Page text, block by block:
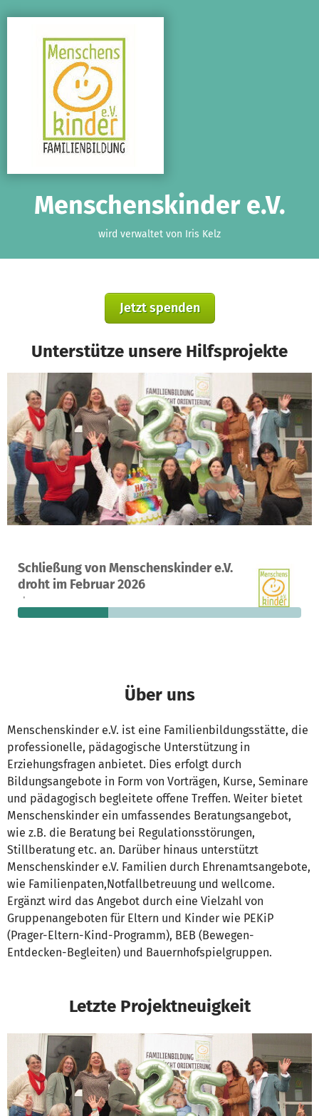
Menschenskinder e.V.
wird verwaltet von Iris Kelz
Jetzt spenden
Unterstütze unsere Hilfsprojekte
Schließung von Menschenskinder e.V.
droht im Februar 2026
Ein Projekt in Ergolding, Deutschland
135 32 % 60.969 €
fehlen noch
Über uns
Menschenskinder e.V. ist eine Familienbildungsstätte, die
professionelle, pädagogische Unterstützung in
Erziehungsfragen anbietet. Dies erfolgt durch
Bildungsangebote in Form von Vorträgen, Kurse, Seminare
und pädagogisch begleitete offene Treffen. Weiter bietet
Menschenskinder ein umfassendes Beratungsangebot,
wie z.B. die Beratung bei Regulationsstörungen,
Stillberatung etc. an. Darüber hinaus unterstützt
Menschenskinder e.V. Familien durch Ehrenamtsangebote,
wie Familienpaten,Notfallbetreuung und wellcome.
Ergänzt wird das Angebot durch eine Vielzahl von
Gruppenangeboten für Eltern und Kinder wie PEKiP
(Prager-Eltern-Kind-Programm), BEB (Bewegen-
Entdecken-Begleiten) und Bauernhofspielgruppen.
Letzte Projektneuigkeit